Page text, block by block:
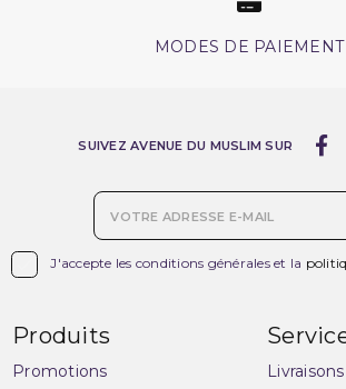
MODES DE PAIEMENT
J'accepte les conditions générales et la
SUIVEZ AVENUE DU MUSLIM SUR
Produits
Promotions